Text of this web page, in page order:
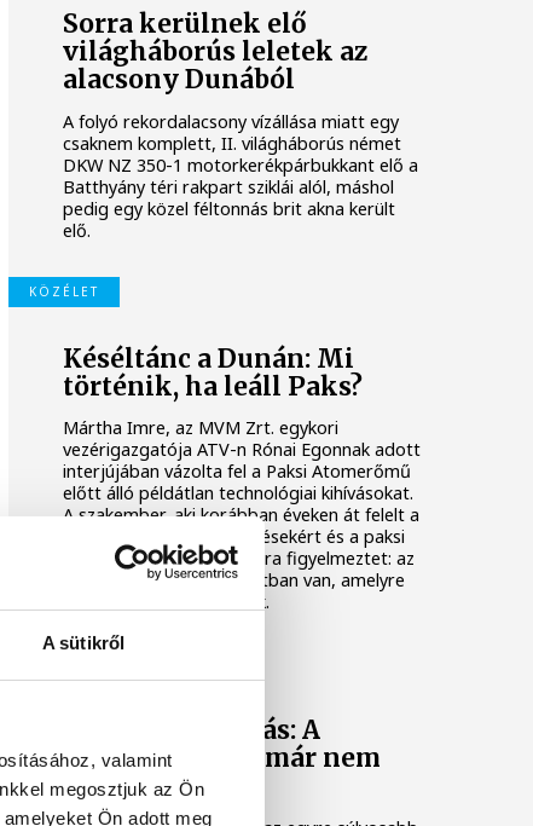
A sütikről
valamint
megosztjuk az Ön
Ön adott meg
Sorra kerülnek elő
világháborús leletek az
alacsony Dunából
A folyó rekordalacsony vízállása miatt egy
csaknem komplett, II. világháborús német
DKW NZ 350-1 motorkerékpárbukkant elő a
Batthyány téri rakpart sziklái alól, máshol
pedig egy közel féltonnás brit akna került
elő.
KÖZÉLET
Késéltánc a Dunán: Mi
történik, ha leáll Paks?
Mártha Imre, az MVM Zrt. egykori
vezérigazgatója ATV-n Rónai Egonnak adott
interjújában vázolta fel a Paksi Atomerőmű
előtt álló példátlan technológiai kihívásokat.
A szakember, aki korábban éveken át felelt a
hazai energetikai fejlesztésekért és a paksi
blokkok működéséért, arra figyelmeztet: az
erőmű olyan üzemállapotban van, amelyre
eredetileg nem tervezték.
Gelencsér András: A
klímaváltozást már nem
állítjuk meg